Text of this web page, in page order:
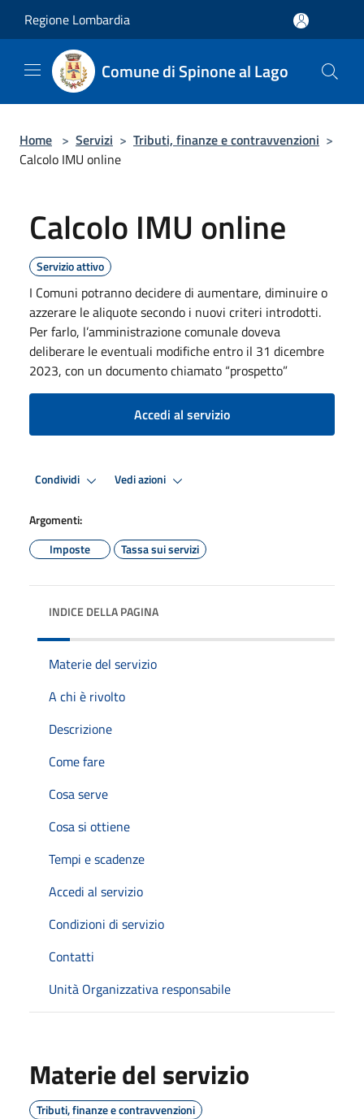
Regione Lombardia
Comune di Spinone al Lago
Home > Servizi > Tributi, finanze e contravvenzioni >
Calcolo IMU online
Calcolo IMU online
Servizio attivo
I Comuni potranno decidere di aumentare, diminuire o
azzerare le aliquote secondo i nuovi criteri introdotti.
Per farlo, l’amministrazione comunale doveva
deliberare le eventuali modifiche entro il 31 dicembre
2023, con un documento chiamato “prospetto”
Accedi al servizio
Condividi Vedi azioni
Argomenti:
Imposte
Tassa sui servizi
INDICE DELLA PAGINA
Materie del servizio
A chi è rivolto
Descrizione
Come fare
Cosa serve
Cosa si ottiene
Tempi e scadenze
Accedi al servizio
Condizioni di servizio
Contatti
Unità Organizzativa responsabile
Materie del servizio
Tributi, finanze e contravvenzioni